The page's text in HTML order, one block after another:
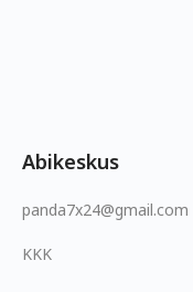
Abikeskus
panda7x24@gmail.com
KKK